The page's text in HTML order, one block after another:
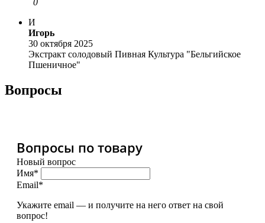
И
Игорь
30 октября 2025
Экстракт солодовый Пивная Культура "Бельгийское
Пшеничное"
Вопросы
Вопросы по товару
Новый вопрос
Имя*
Email*
Укажите email — и получите на него ответ на свой
вопрос!